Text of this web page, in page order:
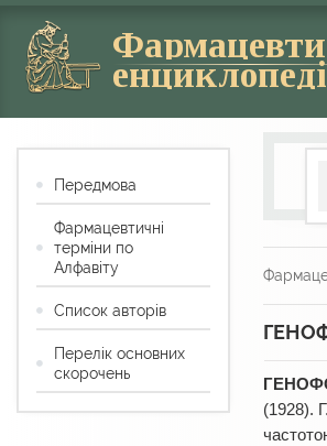
(1928).
Передмова
Фармацевтичні
терміни по
Алфавіту
Список авторів
Перелік основних
скорочень